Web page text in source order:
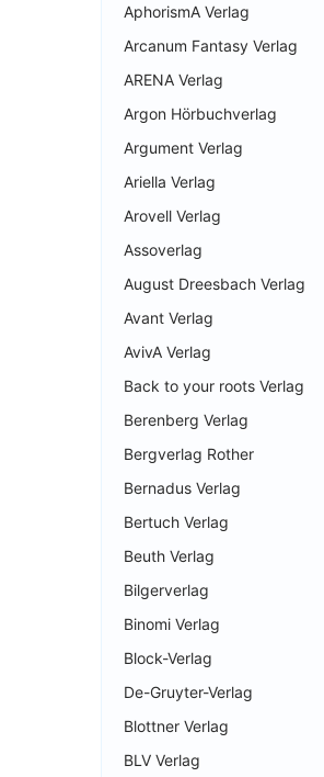
AphorismA Verlag
Arcanum Fantasy Verlag
ARENA Verlag
Argon Hörbuchverlag
Argument Verlag
Ariella Verlag
Arovell Verlag
Assoverlag
August Dreesbach Verlag
Avant Verlag
AvivA Verlag
Back to your roots Verlag
Berenberg Verlag
Bergverlag Rother
Bernadus Verlag
Bertuch Verlag
Beuth Verlag
Bilgerverlag
Binomi Verlag
Block-Verlag
De-Gruyter-Verlag
Blottner Verlag
BLV Verlag